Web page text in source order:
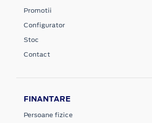
Promotii
Configurator
Stoc
Contact
FINANTARE
Persoane fizice